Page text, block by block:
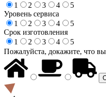
1
2 3 4
5
Уровень сервиса
1
2 3 4
5
Срок изготовления
1
2 3 4
5
Пожалуйста, докажите, что